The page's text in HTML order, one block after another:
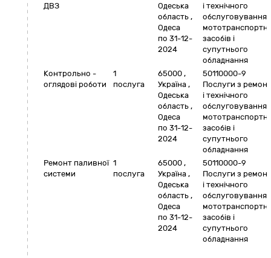
ДВЗ
Одеська
область ,
Одеса
по 31-12-
2024
і технічного
обслуговування
засобів і
супутнього
обладнання
Контрольно -
оглядові роботи
1
послуга
65000 ,
Україна ,
Одеська
область ,
Одеса
по 31-12-
2024
50110000-9
Послуги з
і технічного
обслуговування
засобів і
супутнього
обладнання
Ремонт паливної
системи
1
послуга
65000 ,
Україна ,
Одеська
область ,
Одеса
по 31-12-
2024
50110000-9
Послуги з
і технічного
обслуговування
засобів і
супутнього
обладнання